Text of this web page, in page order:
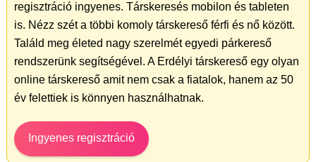
regisztráció ingyenes. Társkeresés mobilon és tableten
is. Nézz szét a többi komoly társkereső férfi és nő között.
Találd meg életed nagy szerelmét egyedi párkereső
rendszerünk segítségével. A Erdélyi társkereső egy olyan
online társkereső amit nem csak a fiatalok, hanem az 50
év felettiek is könnyen használhatnak.
Ingyenes regisztráció